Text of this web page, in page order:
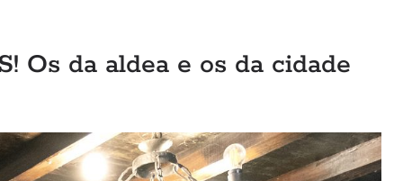
Os da aldea e os da cidade
GASTRONOMÍA POLA GORXA